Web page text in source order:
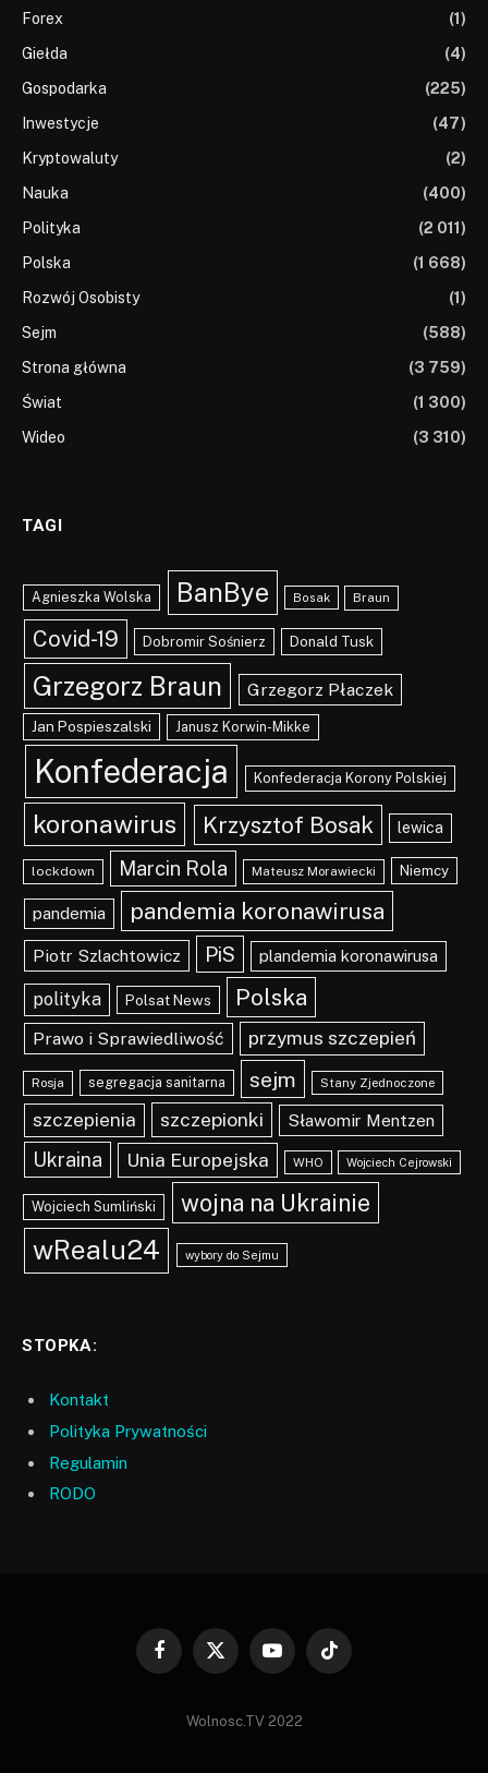
Forex
(1)
Giełda
(4)
Gospodarka
(225)
Inwestycje
(47)
Kryptowaluty
(2)
Nauka
(400)
Polityka
(2 011)
Polska
(1 668)
Rozwój Osobisty
(1)
Sejm
(588)
Strona główna
(3 759)
Świat
(1 300)
Wideo
(3 310)
TAGI
Agnieszka Wolska BanBye Bosak Braun
Covid-19 Dobromir Sośnierz Donald Tusk
Grzegorz Braun Grzegorz Płaczek
Jan Pospieszalski Janusz Korwin-Mikke
Konfederacja Konfederacja Korony Polskiej
koronawirus Krzysztof Bosak lewica
lockdown Marcin Rola Mateusz Morawiecki Niemcy
pandemia pandemia koronawirusa
Piotr Szlachtowicz PiS plandemia koronawirusa
polityka Polsat News Polska
Prawo i Sprawiedliwość przymus szczepień
Rosja segregacja sanitarna sejm Stany Zjednoczone
szczepienia szczepionki Sławomir Mentzen
Ukraina Unia Europejska WHO Wojciech Cejrowski
Wojciech Sumliński wojna na Ukrainie
wRealu24 wybory do Sejmu
STOPKA:
Kontakt
Polityka Prywatności
Regulamin
RODO
Facebook
X
YouTubeTikTok
Wolnosc.TV 2022